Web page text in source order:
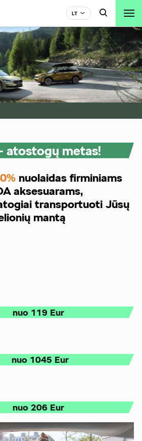
LT  
atostogų metas!
nuolaidas firminiams
aksesuarams,
transportuoti Jūsų
mantą
nuo 119 Eur
nuo 1045 Eur
nuo 206 Eur